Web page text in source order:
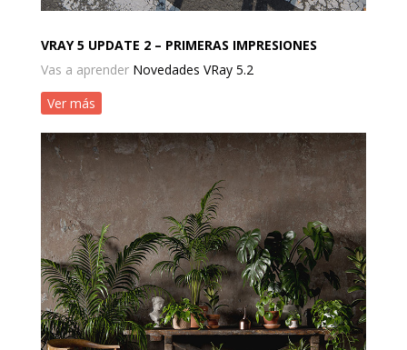
VRAY 5 UPDATE 2 – PRIMERAS IMPRESIONES
Vas a aprender Novedades VRay 5.2
Ver más